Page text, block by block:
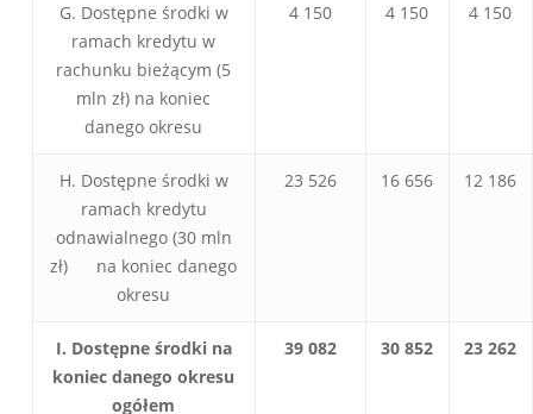
G. Dostępne środki w
ramach kredytu w
rachunku bieżącym (5
mln zł) na koniec
danego okresu
4 150 4 150 4 150
H. Dostępne środki w
ramach kredytu
odnawialnego (30 mln
zł) na koniec danego
okresu
23 526 16 656 12 186
I. Dostępne środki na
koniec danego okresu
ogółem
39 082 30 852 23 262